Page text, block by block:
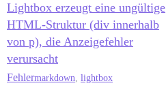
Lightbox erzeugt eine ungültige
HTML-Struktur (div innerhalb
von p), die Anzeigefehler
verursacht
Fehlermarkdown lightbox